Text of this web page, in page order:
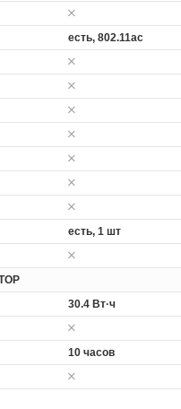
есть, 802.11ac
есть, 1 шт
30.4 Вт·ч
10 часов